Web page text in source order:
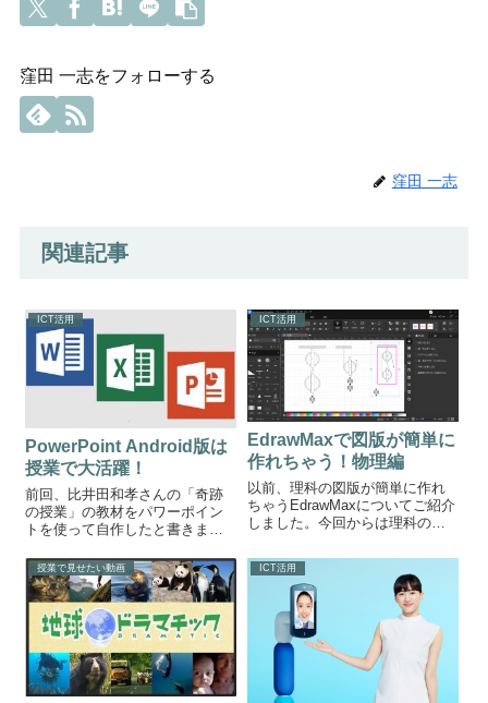
窪田 一志をフォローする
窪田 一志
関連記事
ICT活用
PowerPoint Android版は
授業で大活躍！
前回、比井田和孝さんの「奇跡
の授業」の教材をパワーポイン
トを使って自作したと書きまし
はandroidタブレットでプロジェ
クターに投影しました。今回は
Android版Officeについて書いて
いきます。Androi...
ICT活用
EdrawMaxで図版が簡単に
作れちゃう！物理編
以前、理科の図版が簡単に作れ
ちゃうEdrawMaxについてご紹介
しました。今回からは理科の先
できるイラストについて物化生
地の分野ごとにご紹介していき
たいと思います。EdrawMaxの図
版物理編こちらが物理...
授業で見せたい動画 ICT活用